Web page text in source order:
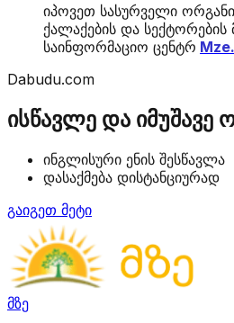
იპოვეთ სასურველი
ქალაქების და სექტორების
საინფორმაციო ცენტრ
Dabudu.com
ისწავლე და იმუშავე
ინგლისური ენის შესწავლა
დასაქმება დისტანციურად
გაიგეთ მეტი
მზე